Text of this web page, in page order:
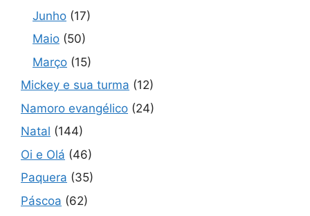
Junho (17)
Maio (50)
Março (15)
Mickey e sua turma (12)
Namoro evangélico (24)
Natal (144)
Oi e Olá (46)
Paquera (35)
Páscoa (62)